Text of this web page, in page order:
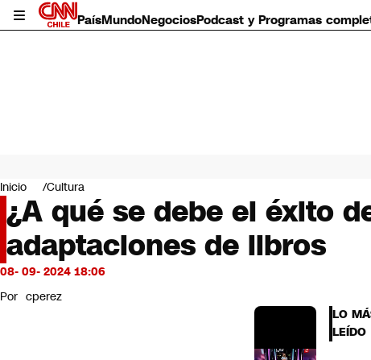
PaísMundoNegociosPodcast y Programas
Mundo
Negocios
Deportes
Programas completos
Cultura
Servicios
CNN Data
Inicio Cultura
¿A qué se debe el éxito
adaptaciones de libros
08- 09- 2024 18:06
Por cperez
LO
LEÍDO